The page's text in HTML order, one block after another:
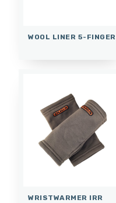
WOOL LINER 5-FINGER
WRISTWARMER IRR